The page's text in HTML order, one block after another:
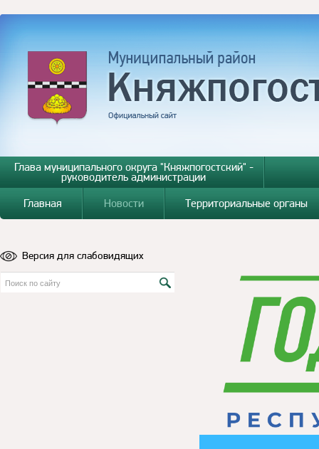
Глава муниципального округа "Княжпогостский" -
руководитель администрации
Главная
Новости Территориальные органы
Версия для слабовидящих